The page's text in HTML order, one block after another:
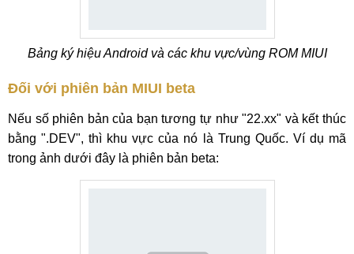
Bảng ký hiệu Android và các khu vực/vùng ROM MIUI
Đối với phiên bản MIUI beta
Nếu số phiên bản của bạn tương tự như "22.xx" và kết thúc
bằng ".DEV", thì khu vực của nó là Trung Quốc. Ví dụ mã
trong ảnh dưới đây là phiên bản beta: